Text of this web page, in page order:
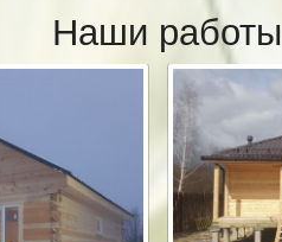
Наши работы